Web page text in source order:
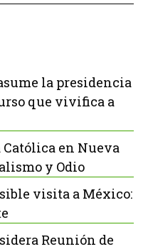
la presidencia
que vivifica a
en Nueva
y Odio
visita a México:
Reunión de